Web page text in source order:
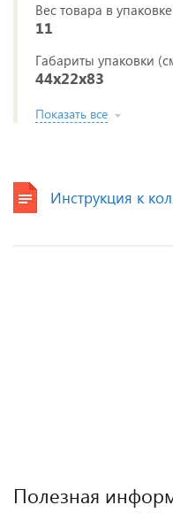
Вес товара в
11
Габариты упаковки
44x22x83
Показать все
Инструкция к
Полезная